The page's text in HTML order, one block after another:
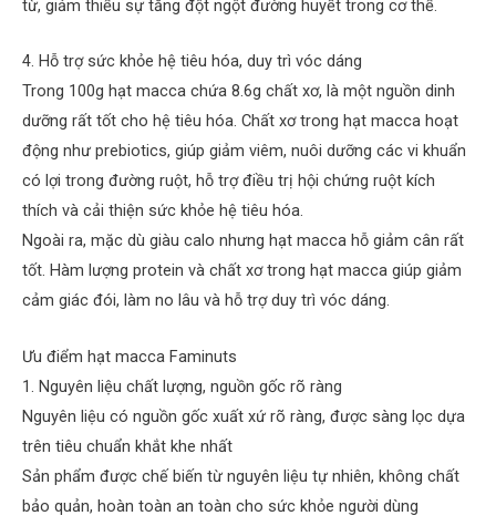
từ, giảm thiểu sự tăng đột ngột đường huyết trong cơ thể.
4. Hỗ trợ sức khỏe hệ tiêu hóa, duy trì vóc dáng
Trong 100g hạt macca chứa 8.6g chất xơ, là một nguồn dinh
dưỡng rất tốt cho hệ tiêu hóa. Chất xơ trong hạt macca hoạt
động như prebiotics, giúp giảm viêm, nuôi dưỡng các vi khuẩn
có lợi trong đường ruột, hỗ trợ điều trị hội chứng ruột kích
thích và cải thiện sức khỏe hệ tiêu hóa.
Ngoài ra, mặc dù giàu calo nhưng hạt macca hỗ giảm cân rất
tốt. Hàm lượng protein và chất xơ trong hạt macca giúp giảm
cảm giác đói, làm no lâu và hỗ trợ duy trì vóc dáng.
Ưu điểm hạt macca Faminuts
1. Nguyên liệu chất lượng, nguồn gốc rõ ràng
Nguyên liệu có nguồn gốc xuất xứ rõ ràng, được sàng lọc dựa
trên tiêu chuẩn khắt khe nhất
Sản phẩm được chế biến từ nguyên liệu tự nhiên, không chất
bảo quản, hoàn toàn an toàn cho sức khỏe người dùng